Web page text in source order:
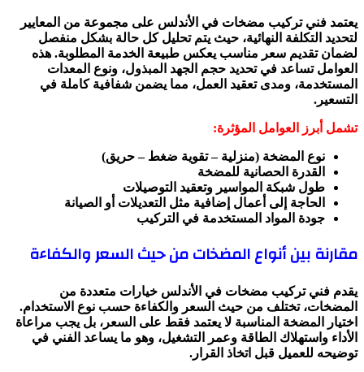
يعتمد فني تركيب مضخات في الأندلس على مجموعة من المعايير
لتحديد التكلفة النهائية، حيث يتم تحليل كل حالة بشكل منفصل
لضمان تقديم سعر مناسب يعكس طبيعة الخدمة المطلوبة. هذه
العوامل تساعد في تحديد حجم الجهد المبذول، ونوع المعدات
المستخدمة، ومدى تعقيد العمل، مما يضمن شفافية كاملة في
التسعير.
تشمل أبرز العوامل المؤثرة:
نوع المضخة (منزلية – تقوية ضغط – حريق)
القدرة الحصانية للمضخة
طول شبكة المواسير وتعقيد التوصيلات
الحاجة إلى أعمال إضافية مثل التعديلات أو الصيانة
جودة المواد المستخدمة في التركيب
مقارنة بين أنواع المضخات من حيث السعر والكفاءة
يقدم فني تركيب مضخات في الأندلس خيارات متعددة من
المضخات، تختلف من حيث السعر والكفاءة حسب نوع الاستخدام.
اختيار المضخة المناسبة لا يعتمد فقط على السعر، بل يجب مراعاة
الأداء واستهلاك الطاقة وعمر التشغيل، وهو ما يساعد الفني في
توضيحه للعميل قبل اتخاذ القرار.